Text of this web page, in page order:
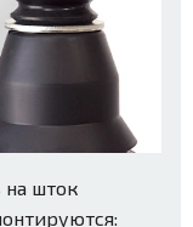
на шток